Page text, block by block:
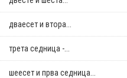
дваесет и втора...
трета седница -...
шеесет и прва седница...